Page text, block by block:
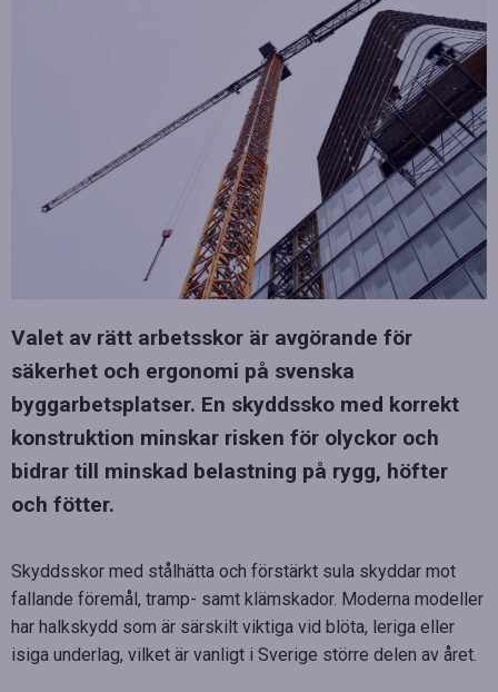
Valet av rätt arbetsskor är avgörande för
säkerhet och ergonomi på svenska
byggarbetsplatser. En skyddssko med korrekt
konstruktion minskar risken för olyckor och
bidrar till minskad belastning på rygg, höfter
och fötter.
Skyddsskor med stålhätta och förstärkt sula skyddar mot
fallande föremål, tramp- samt klämskador. Moderna modeller
har halkskydd som är särskilt viktiga vid blöta, leriga eller
isiga underlag, vilket är vanligt i Sverige större delen av året.